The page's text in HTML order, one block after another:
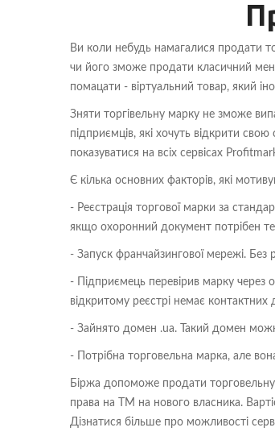
Ви коли небудь намагалися продати
чи його зможе продати класичний
помацати - віртуальний товар, який
Зняти торгівельну марку не зможе
підприємців, які хочуть відкрити
показуватися на всіх сервісах
Є кілька основних факторів, які
- Реєстрація торгової марки за
якщо охоронний документ потрібен
- Запуск франчайзингової мережі.
- Підприємець перевірив марку через
відкритому реєстрі немає
- Зайнято домен .ua. Такий домен
- Потрібна торговельна марка, але
Біржа допоможе продати
права на ТМ на нового власника.
Дізнатися більше про можливості